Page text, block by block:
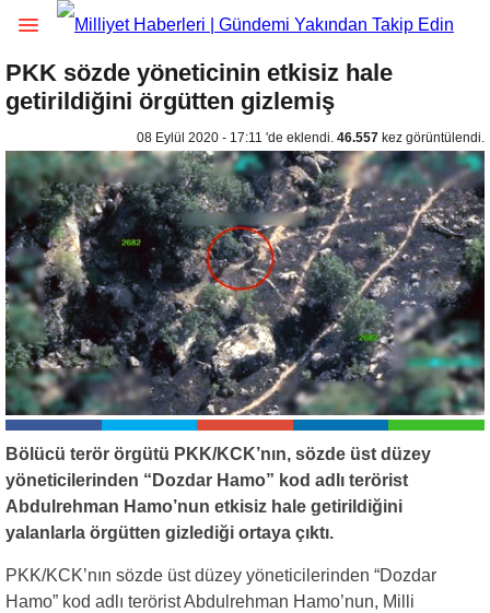
PKK sözde yöneticinin etkisiz hale
getirildiğini örgütten gizlemiş
08 Eylül 2020 - 17:11 'de eklendi. 46.557 kez görüntülendi.
Bölücü terör örgütü PKK/KCK’nın, sözde üst düzey
yöneticilerinden “Dozdar Hamo” kod adlı terörist
Abdulrehman Hamo’nun etkisiz hale getirildiğini
yalanlarla örgütten gizlediği ortaya çıktı.
PKK/KCK’nın sözde üst düzey yöneticilerinden “Dozdar
Hamo” kod adlı terörist Abdulrehman Hamo’nun, Milli